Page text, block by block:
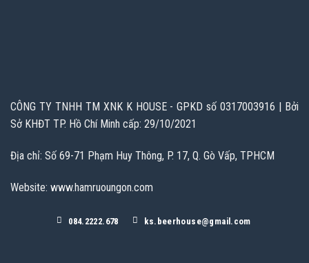
CÔNG TY TNHH TM XNK K HOUSE - GPKD số 0317003916 | Bởi
Sở KHĐT TP. Hồ Chí Minh cấp: 29/10/2021
Địa chỉ: Số 69-71 Phạm Huy Thông, P. 17, Q. Gò Vấp, TPHCM
Website: www.hamruoungon.com
084.2222.678 ks.beerhouse@gmail.com